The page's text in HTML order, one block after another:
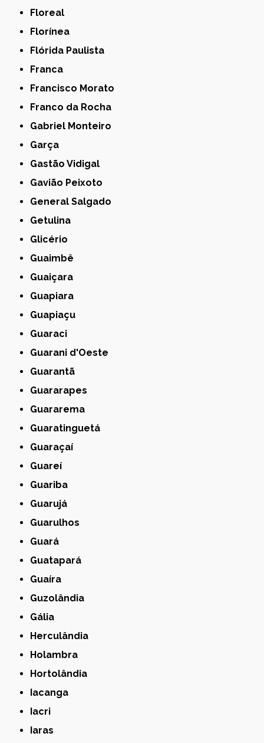
Floreal
Florínea
Flórida Paulista
Franca
Francisco Morato
Franco da Rocha
Gabriel Monteiro
Garça
Gastão Vidigal
Gavião Peixoto
General Salgado
Getulina
Glicério
Guaimbê
Guaiçara
Guapiara
Guapiaçu
Guaraci
Guarani d'Oeste
Guarantã
Guararapes
Guararema
Guaratinguetá
Guaraçaí
Guareí
Guariba
Guarujá
Guarulhos
Guará
Guatapará
Guaíra
Guzolândia
Gália
Herculândia
Holambra
Hortolândia
Iacanga
Iacri
Iaras